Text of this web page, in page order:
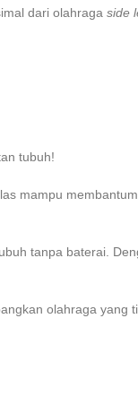
dari olahraga side
tubuh!
mampu
tanpa baterai.
olahraga yang